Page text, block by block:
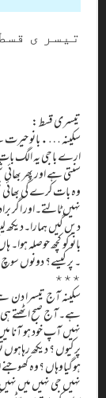
تیسر ی
تیسری قسط :
سکینہ ….بانو حیرت
ارے باجی یہ الگ
سنتی ہے اور پھر
وہ بات کرے گی بھائی
نہیں ٹالتے۔اور اگر
دیں گیں
بانو کو کچھ حوصلہ
۔ پر کیسے؟ دونوں
٭٭٭
سکینہ آج تیسرا دن
ہے۔آج صبح اٹھتے ہی
نہیں آپ خود ہو آنا
پر کیوں ؟ دیکھ
ہوگیاوہاں ؟وہ کھوجنے
نہیں جی نہیں میں